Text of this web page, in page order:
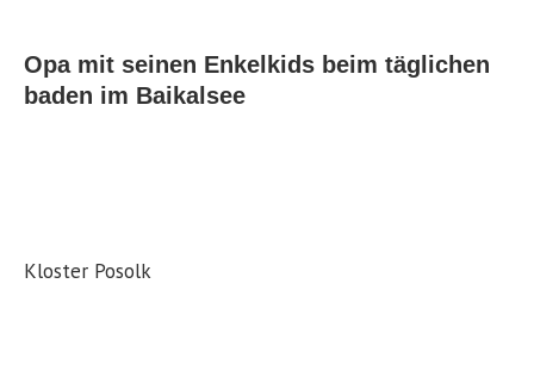
Opa mit seinen Enkelkids beim täglichen
baden im Baikalsee
Kloster Posolk